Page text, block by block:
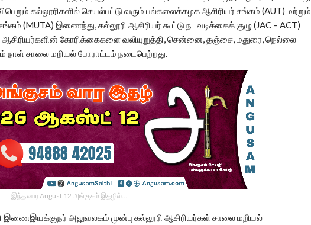
கல்லூரிகளில் செயல்பட்டு வரும் பல்கலைக்கழக ஆசிரியர் சங்கம் (AUT) மற்றும்
(MUTA) இணைந்து, கல்லூரி ஆசிரியர் கூட்டு நடவடிக்கைக் குழு (JAC – ACT)
ஆசிரியர்களின் கோரிக்கைகளை வலியுறுத்தி, சென்னை, தஞ்சை, மதுரை, நெல்லை
நாள் சாலை மறியல் போராட்டம் நடைபெற்றது.
இந்த வார August 12 அங்குசம் இதழில்…
இணைஇயக்குநர் அலுவலகம் முன்பு கல்லூரி ஆசிரியர்கள் சாலை மறியல்